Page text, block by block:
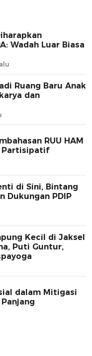
Wadah Luar Biasa
Ruang Baru Anak
dan
RUU HAM
Partisipatif
di Sini, Bintang
Dukungan PDIP
Kecil di Jaksel
Puti Guntur,
dalam Mitigasi